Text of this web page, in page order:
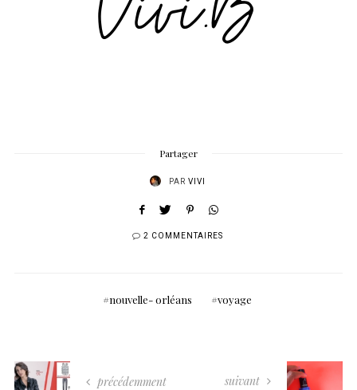
Partager
PAR VIVI
2 COMMENTAIRES
nouvelle- orléans voyage
précédemment suivant